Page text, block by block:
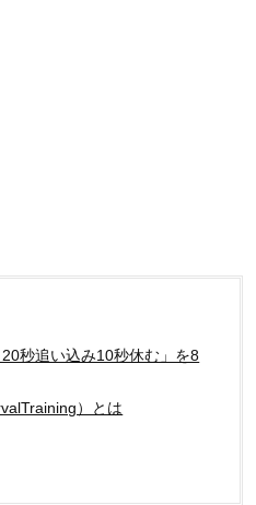
秒追い込み10秒休む」を8
）とは